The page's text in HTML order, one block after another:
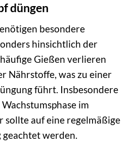
düngen
besondere
hinsichtlich der
Gießen verlieren
Nährstoffe, was zu einer
führt. Insbesondere
im
sollte auf eine regelmäßige
werden.